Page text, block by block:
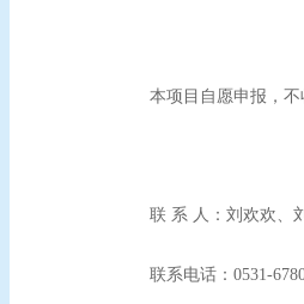
本项目自愿申报，不
联 系 人：刘欢欢、
联系电话：0531-